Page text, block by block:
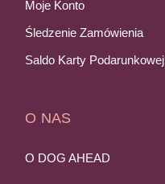
Moje Konto
Śledzenie Zamówienia
Saldo Karty Podarunkowej
O NAS
O DOG AHEAD